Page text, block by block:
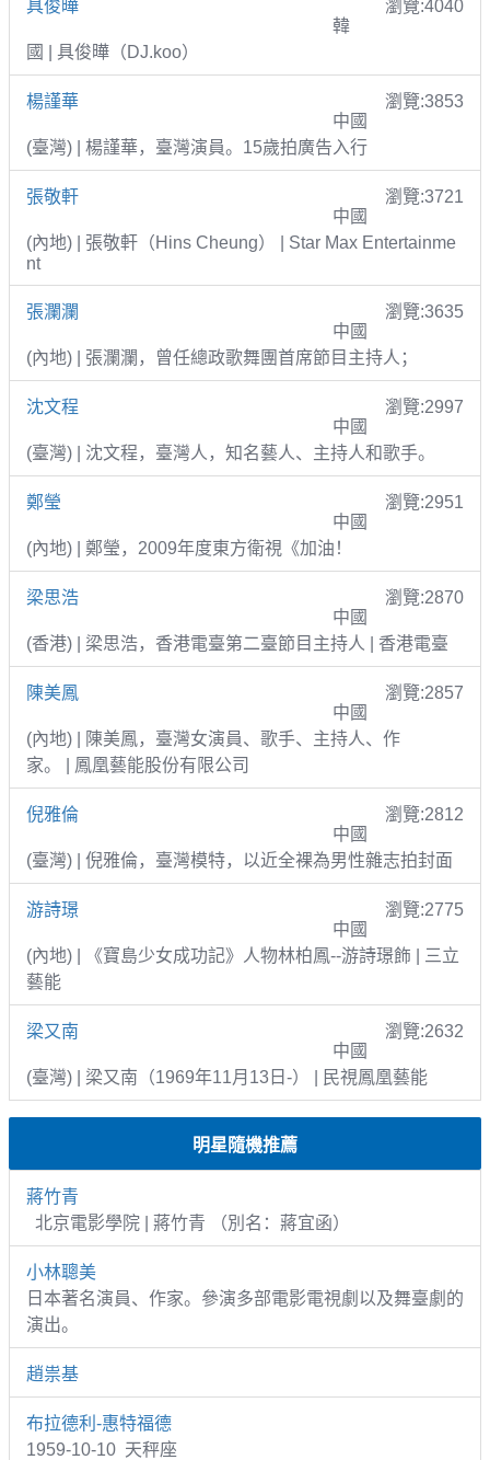
具俊曄
瀏覽:4040
韓
國 | 具俊曄（DJ.koo）
楊謹華
瀏覽:3853
中國
(臺灣) | 楊謹華，臺灣演員。15歲拍廣告入行
張敬軒
瀏覽:3721
中國
(內地) | 張敬軒（Hins Cheung） | Star Max Entertainme
nt
張瀾瀾
瀏覽:3635
中國
(內地) | 張瀾瀾，曾任總政歌舞團首席節目主持人；
沈文程
瀏覽:2997
中國
(臺灣) | 沈文程，臺灣人，知名藝人、主持人和歌手。
鄭瑩
瀏覽:2951
中國
(內地) | 鄭瑩，2009年度東方衛視《加油！
梁思浩
瀏覽:2870
中國
(香港) | 梁思浩，香港電臺第二臺節目主持人 | 香港電臺
陳美鳳
瀏覽:2857
中國
(內地) | 陳美鳳，臺灣女演員、歌手、主持人、作
家。 | 鳳凰藝能股份有限公司
倪雅倫
瀏覽:2812
中國
(臺灣) | 倪雅倫，臺灣模特，以近全裸為男性雜志拍封面
游詩璟
瀏覽:2775
中國
(內地) | 《寶島少女成功記》人物林柏鳳--游詩璟飾 | 三立
藝能
梁又南
瀏覽:2632
中國
(臺灣) | 梁又南（1969年11月13日-） | 民視鳳凰藝能
明星隨機推薦
蔣竹青
北京電影學院 | 蔣竹青 （別名：蔣宜函）
小林聰美
日本著名演員、作家。參演多部電影電視劇以及舞臺劇的
演出。
趙祟基
布拉德利-惠特福德
1959-10-10 天秤座